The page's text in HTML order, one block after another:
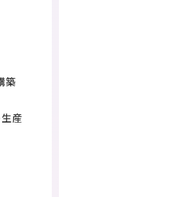
築
産